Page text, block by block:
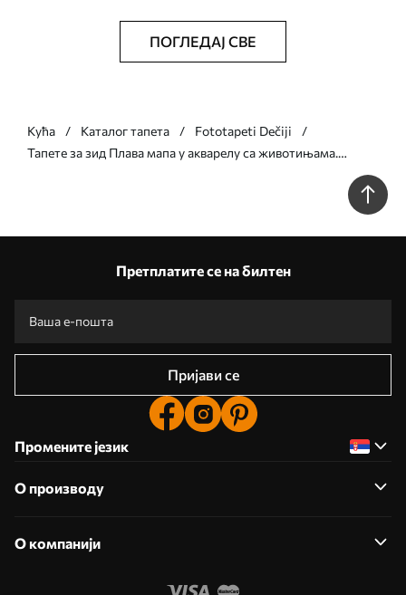
ПОГЛЕДАЈ СВЕ
Кућа Каталог тапета
Fototapeti Dečiji
Тапете за зид Плава мапа у акварелу са животињама.
Претплатите се на билтен
Пријави се
Промените језик
О производу
О компанији